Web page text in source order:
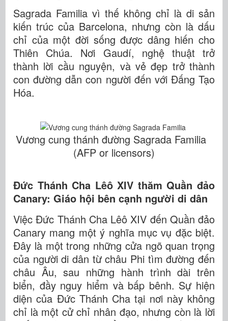
Sagrada Familia vì thế không chỉ là di sản
kiến trúc của Barcelona, nhưng còn là dấu
chỉ của một đời sống được dâng hiến cho
Thiên Chúa. Nơi Gaudí, nghệ thuật trở
thành lời cầu nguyện, và vẻ đẹp trở thành
con đường dẫn con người đến với Đấng Tạo
Hóa.
Vương cung thánh đường Sagrada Familia
(AFP or licensors)
Đức Thánh Cha Lêô XIV thăm Quần đảo
Canary: Giáo hội bên cạnh người di dân
Việc Đức Thánh Cha Lêô XIV đến Quần đảo
Canary mang một ý nghĩa mục vụ đặc biệt.
Đây là một trong những cửa ngõ quan trọng
của người di dân từ châu Phi tìm đường đến
châu Âu, sau những hành trình dài trên
biển, đầy nguy hiểm và bấp bênh. Sự hiện
diện của Đức Thánh Cha tại nơi này không
chỉ là một cử chỉ nhân đạo, nhưng còn là lời